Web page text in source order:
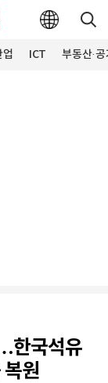
업 ICT 부동산·
한국석유
복원